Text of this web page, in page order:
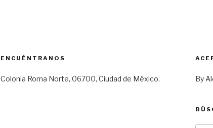
ENCUÉNTRANOS
Colonia Roma Norte, 06700, Ciudad de México. By